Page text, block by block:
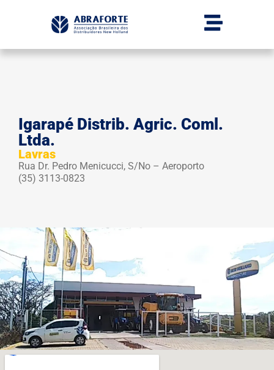
Igarapé Distrib. Agric. Coml.
Ltda.
Lavras
Rua Dr. Pedro Menicucci, S/No – Aeroporto
(35) 3113-0823